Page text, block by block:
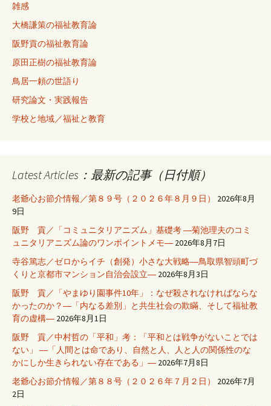
雑感
大橋謙策の福祉教育論
阪野貢の福祉教育論
原田正樹の福祉教育論
鳥居一頼の世語り
研究論文・実践報告
学校と地域／福祉と教育
Latest Articles：最新の記事（日付順）
老爺心お節介情報／第８９号（２０２６年８月９日）
2026年8月
9日
阪野 貢／「コミュニタリアニズム」基礎考 ―菊池理夫のコミ
ュニタリアニズム論のワンポイントメモ― 2026年8月7日
寺谷篤志／ゼロからイチ（創発）小さな大戦略―鳥取県智頭町づ
くりと京都市マンション自治会設立― 2026年8月3日
阪野 貢／「やまゆり園事件10年」：なぜ殺されなければならな
かったのか？―「内なる差別」と共生社会の欺瞞、そして福祉教
育の虚構― 2026年8月1日
阪野 貢／中村哲の「平和」考：「平和とは戦争がないことでは
ない」 ―「人間とは命であり、自然と人、人と人の関係性のな
かにしか生きられない存在である」― 2026年7月8日
老爺心お節介情報／第８８号（２０２６年７月２日）
2026年7月
2日